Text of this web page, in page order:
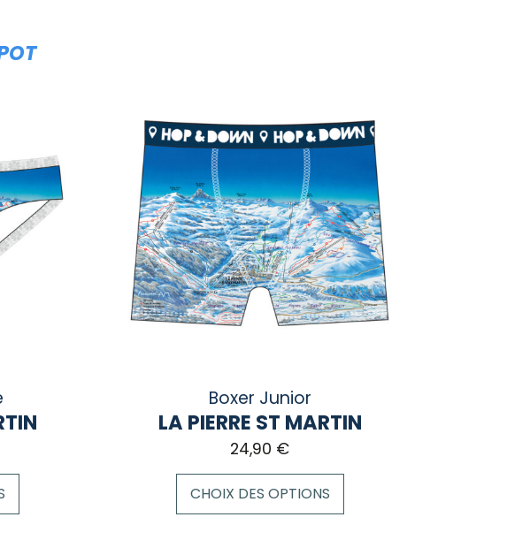
Boxer Junior
LA PIERRE ST MARTIN
24,90 €
CHOIX DES OPTIONS